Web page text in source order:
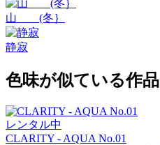
山 (冬｝
静寂
色味が似ている作品
レンタル中
CLARITY - AQUA No.01